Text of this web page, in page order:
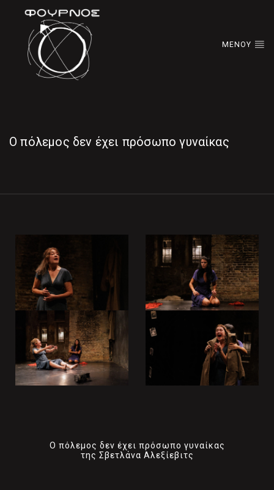
ΜΕΝΟΥ
Ο πόλεμος δεν έχει πρόσωπο γυναίκας
Ο πόλεμος δεν έχει πρόσωπο γυναίκας
της Σβετλάνα Αλεξίεβιτς